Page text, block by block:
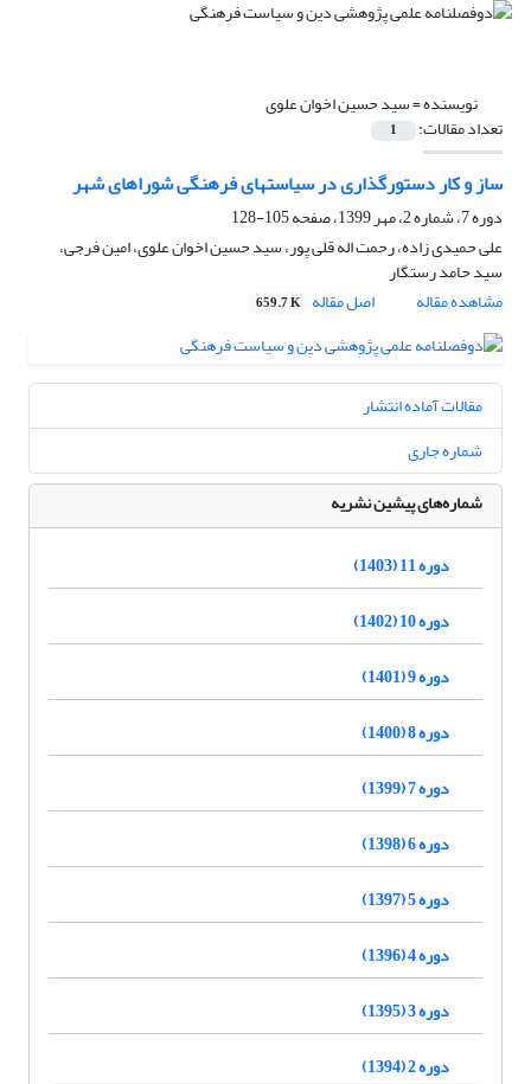
نویسنده =سید حسین اخوان علوی
تعداد مقالات: 1
ساز و کار دستورگذاری در سیاستهای فرهنگی شوراهای شهر
دوره 7، شماره 2، مهر 1399، صفحه
105-128
علی حمیدی زاده، رحمت اله قلی پور، سید حسین اخوان علوی، امین فرجی،
سید حامد رستگار
مشاهده مقاله
اصل مقاله 659.7 K
مقالات آماده انتشار
شماره جاری
شماره‌های پیشین نشریه
دوره 11 (1403)
دوره 10 (1402)
دوره 9 (1401)
دوره 8 (1400)
دوره 7 (1399)
دوره 6 (1398)
دوره 5 (1397)
دوره 4 (1396)
دوره 3 (1395)
دوره 2 (1394)